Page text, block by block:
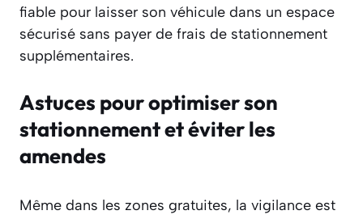
fiable pour laisser son véhicule dans un espace
sécurisé sans payer de frais de stationnement
supplémentaires.
Astuces pour optimiser son
stationnement et éviter les
amendes
Même dans les zones gratuites, la vigilance est